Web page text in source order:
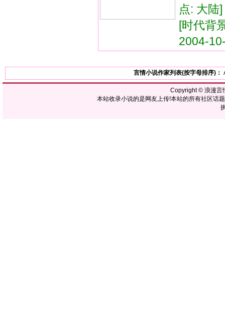
点: 大
[时代背
2004-
言情小说作家列表(按字母排序)：
Copyright © 浪漫言
本站收录小说的是网友上传!本站的所有社区话